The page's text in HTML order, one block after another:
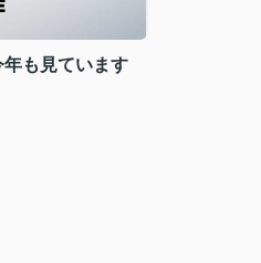
も見ています